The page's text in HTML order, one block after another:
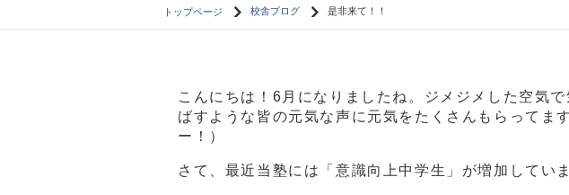
トップページ 校舎ブログ 是非来て！！
こんにちは！6月になりましたね。ジメジメした空気
ばすような皆の元気な声に元気をたくさんもらってま
ー！）
さて、最近当塾には「意識向上中学生」が増加していま